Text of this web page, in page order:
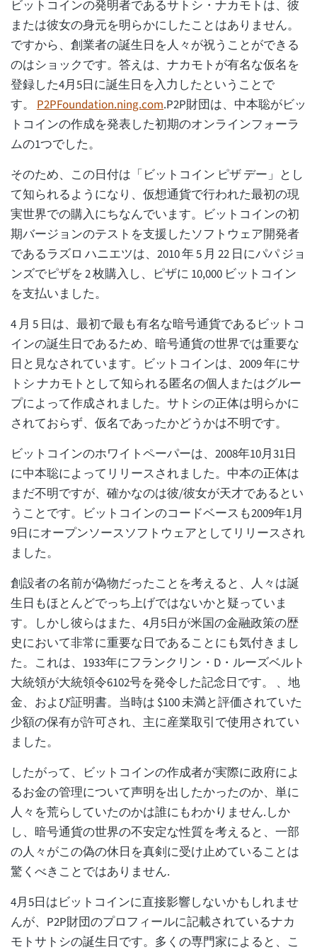
ビットコインの発明者であるサトシ・ナカモトは、彼
または彼女の身元を明らかにしたことはありません。
ですから、創業者の誕生日を人々が祝うことができる
のはショックです。答えは、ナカモトが有名な仮名を
登録した4月5日に誕生日を入力したということで
す。 P2PFoundation.ning.com.P2P財団は、中本聡がビッ
トコインの作成を発表した初期のオンラインフォーラ
ムの1つでした。
そのため、この日付は「ビットコイン ピザ デー」とし
て知られるようになり、仮想通貨で行われた最初の現
実世界での購入にちなんでいます。ビットコインの初
期バージョンのテストを支援したソフトウェア開発者
であるラズロ ハニエツは、2010 年 5 月 22 日にパパ ジョ
ンズでピザを 2 枚購入し、ピザに 10,000 ビットコイン
を支払いました。
4 月 5 日は、最初で最も有名な暗号通貨であるビットコ
インの誕生日であるため、暗号通貨の世界では重要な
日と見なされています。ビットコインは、2009 年にサ
トシ ナカモトとして知られる匿名の個人またはグルー
プによって作成されました。サトシの正体は明らかに
されておらず、仮名であったかどうかは不明です。
ビットコインのホワイトペーパーは、2008年10月31日
に中本聡によってリリースされました。中本の正体は
まだ不明ですが、確かなのは彼/彼女が天才であるとい
うことです。ビットコインのコードベースも2009年1月
9日にオープンソースソフトウェアとしてリリースされ
ました。
創設者の名前が偽物だったことを考えると、人々は誕
生日もほとんどでっち上げではないかと疑っていま
す。しかし彼らはまた、4月5日が米国の金融政策の歴
史において非常に重要な日であることにも気付きまし
た。これは、1933年にフランクリン・D・ルーズベルト
大統領が大統領令6102号を発令した記念日です。 、地
金、および証明書。当時は $100 未満と評価されていた
少額の保有が許可され、主に産業取引で使用されてい
ました。
したがって、ビットコインの作成者が実際に政府によ
るお金の管理について声明を出したかったのか、単に
人々を荒らしていたのかは誰にもわかりません.しか
し、暗号通貨の世界の不安定な性質を考えると、一部
の人々がこの偽の休日を真剣に受け止めていることは
驚くべきことではありません.
4月5日はビットコインに直接影響しないかもしれませ
んが、P2P財団のプロフィールに記載されているナカ
モトサトシの誕生日です。多くの専門家によると、こ